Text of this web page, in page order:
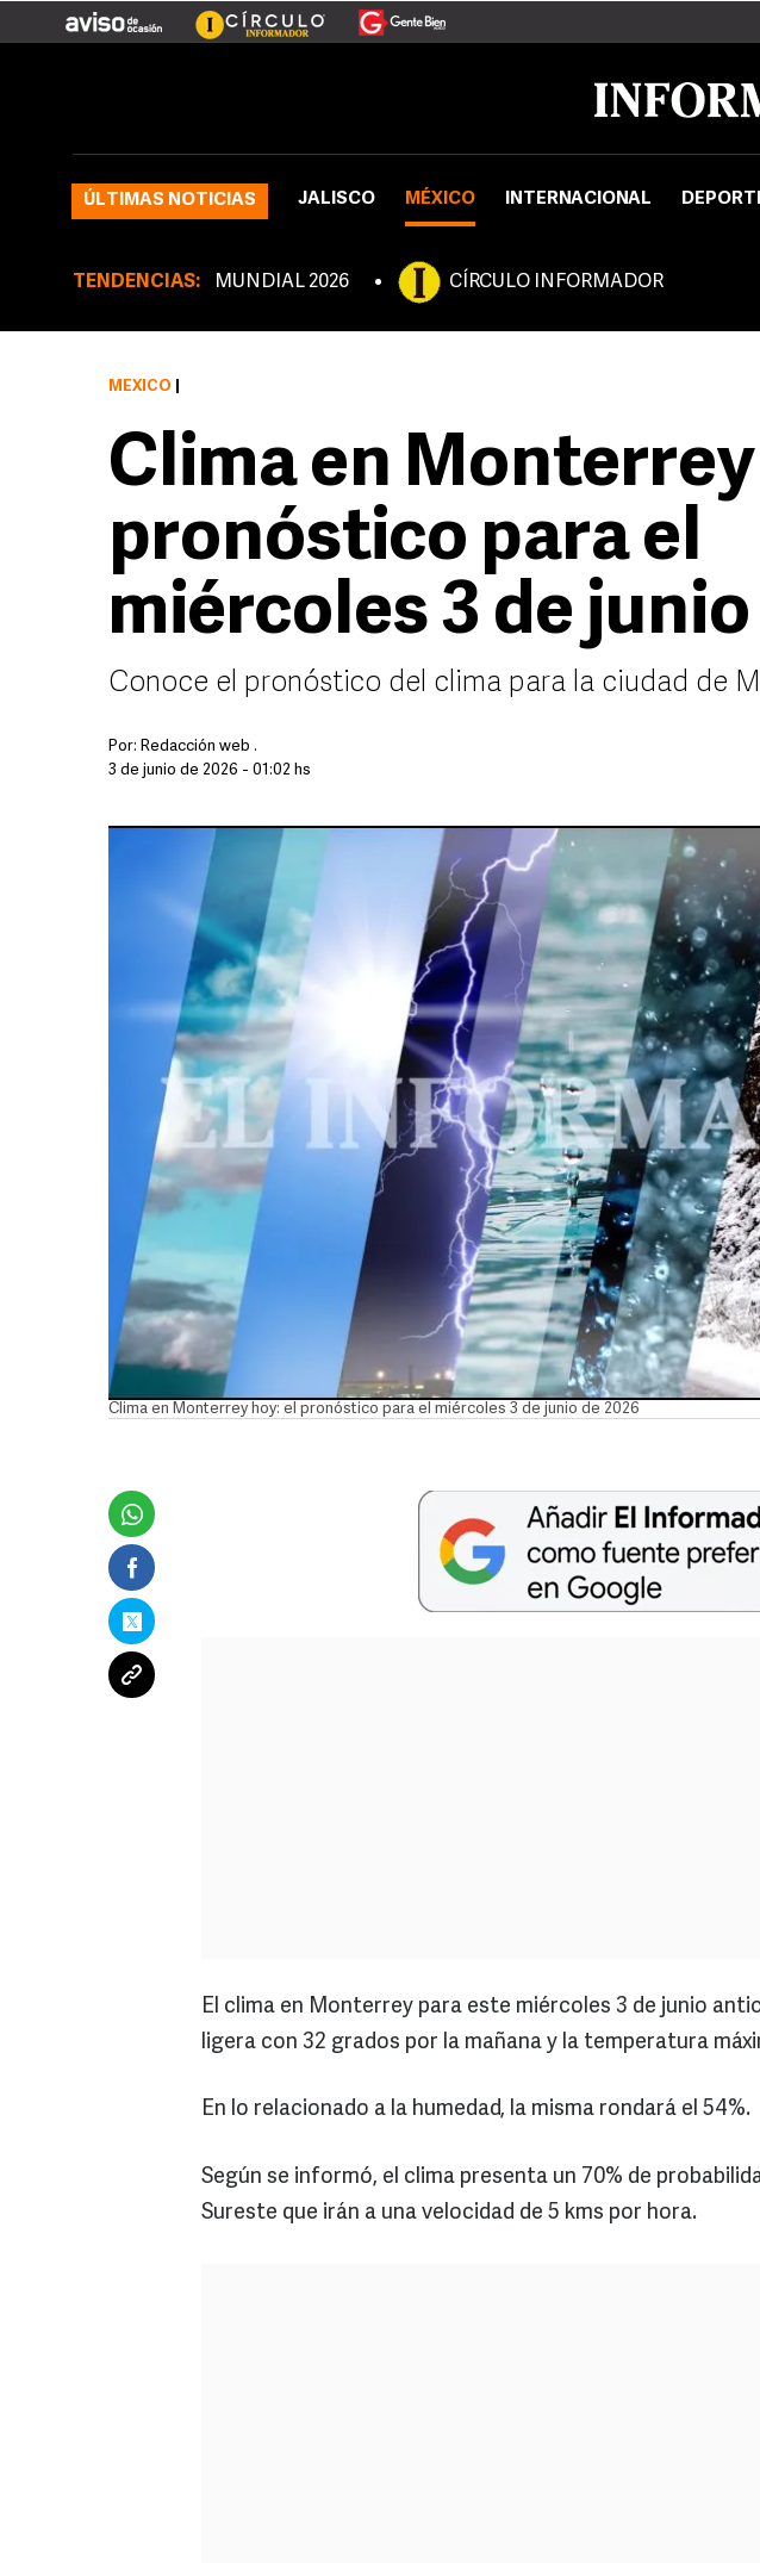
ÚLTIMAS NOTICIAS JALISCO MÉXICO INTERNACIONAL
TENDENCIAS: MUNDIAL 2026 CÍRCULO INFORMADOR
MÉXICO
Clima en
pronóstico para el
miércoles 3 de
Conoce el pronóstico del clima para la ciudad de
Por: Redacción web .
3 de junio de 2026 - 01:02 hs
Clima en Monterrey hoy: el pronóstico para el miércoles 3 de junio de 2026
El clima en Monterrey para este miércoles 3 de junio
ligera con 32 grados por la mañana y la temperatura
En lo relacionado a la humedad, la misma rondará el 54%.
Según se informó, el clima presenta un 70% de
Sureste que irán a una velocidad de 5 kms por hora.